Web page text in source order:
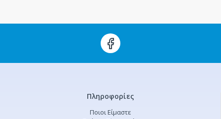
Πληροφορίες
Ποιοι Είμαστε